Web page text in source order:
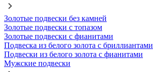
Золотые подвески без камней
Золотые подвески с топазом
Золотые подвески с фианитами
Подвеска из белого золота с бриллиантами
Подвески из белого золота с фианитами
Мужские подвески